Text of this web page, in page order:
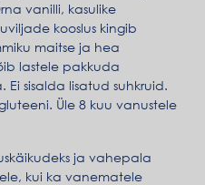
vanilli, kasulike
kooslus kingib
maitse ja hea
lastele pakkuda
sisalda lisatud suhkruid.
Üle 8 kuu vanustele
ja vahepala
kui ka vanematele